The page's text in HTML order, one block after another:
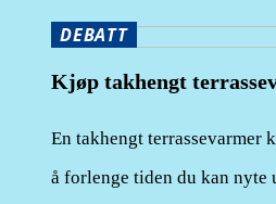
DEBATT
Kjøp takhengt
En takhengt terrassevarmer
å forlenge tiden du kan nyte